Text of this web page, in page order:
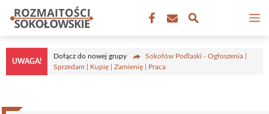
Przejdź
treści
UWAGA!
Dołącz do nowej grupy
Sokołów Podlaski - Ogłoszenia |
Sprzedam | Kupię | Zamienię | Praca